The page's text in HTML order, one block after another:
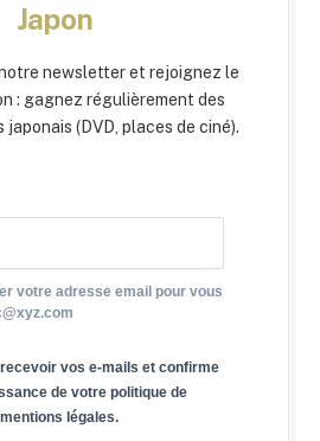
Japon
newsletter et rejoignez le
: gagnez régulièrement des
(DVD, places de ciné).
votre adresse email pour vous
vos e-mails et confirme
de votre politique de
légales.